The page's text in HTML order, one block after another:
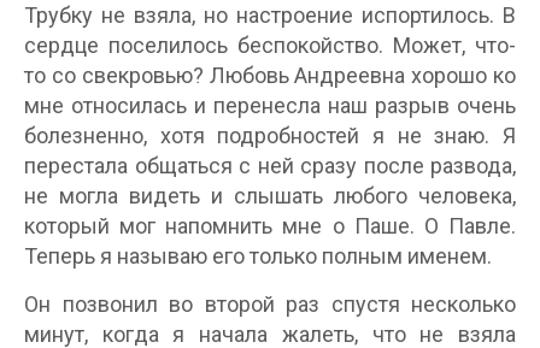
Трубку не взяла, но настроение испортилось. В
сердце поселилось беспокойство. Может, что-
то со свекровью? Любовь Андреевна хорошо ко
мне относилась и перенесла наш разрыв очень
болезненно, хотя подробностей я не знаю. Я
перестала общаться с ней сразу после развода,
не могла видеть и слышать любого человека,
который мог напомнить мне о Паше. О Павле.
Теперь я называю его только полным именем.
Он позвонил во второй раз спустя несколько
минут, когда я начала жалеть, что не взяла